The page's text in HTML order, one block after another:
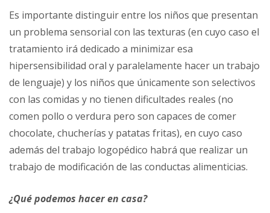
Es importante distinguir entre los niños que presentan
un problema sensorial con las texturas (en cuyo caso el
tratamiento irá dedicado a minimizar esa
hipersensibilidad oral y paralelamente hacer un trabajo
de lenguaje) y los niños que únicamente son selectivos
con las comidas y no tienen dificultades reales (no
comen pollo o verdura pero son capaces de comer
chocolate, chucherías y patatas fritas), en cuyo caso
además del trabajo logopédico habrá que realizar un
trabajo de modificación de las conductas alimenticias.
¿Qué podemos hacer en casa?